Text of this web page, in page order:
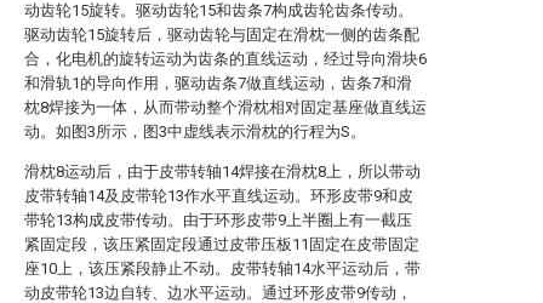
动齿轮15旋转。驱动齿轮15和齿条7构成齿轮齿条传动。
驱动齿轮15旋转后，驱动齿轮与固定在滑枕一侧的齿条配
合，化电机的旋转运动为齿条的直线运动，经过导向滑块6
和滑轨1的导向作用，驱动齿条7做直线运动，齿条7和滑
枕8焊接为一体，从而带动整个滑枕相对固定基座做直线运
动。如图3所示，图3中虚线表示滑枕的行程为S。
滑枕8运动后，由于皮带转轴14焊接在滑枕8上，所以带动
皮带转轴14及皮带轮13作水平直线运动。环形皮带9和皮
带轮13构成皮带传动。由于环形皮带9上半圈上有一截压
紧固定段，该压紧固定段通过皮带压板11固定在皮带固定
座10上，该压紧段静止不动。皮带转轴14水平运动后，带
动皮带轮13边自转、边水平运动。通过环形皮带9传动，